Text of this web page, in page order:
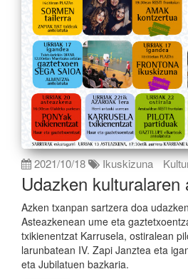
2021/10/18 Ikuskizuna
Udazken
Azken txanpan sartzera doa
Asteazkenean ume eta
txikienentzat Karrusela, ostiralean
larunbatean IV. Zapi Janztea eta
eta Jubilatuen bazkaria.